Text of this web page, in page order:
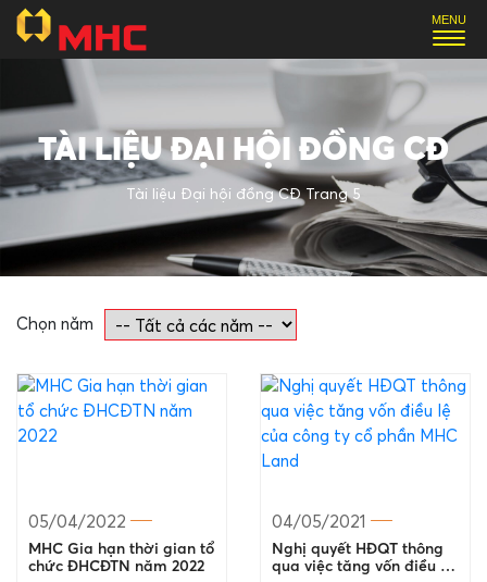
TÀI LIỆU ĐẠI HỘI ĐỒNG CĐ
Tài liệu Đại hội đồng CĐ Trang 5
Chọn năm
05/04/2022
MHC Gia hạn thời gian tổ
chức ĐHCĐTN năm 2022
04/05/2021
Nghị quyết HĐQT thông
qua việc tăng vốn điều lệ